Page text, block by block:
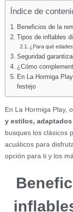
Índice de
Beneficios de la
Tipos de inflables
¿Para qué
Seguridad
¿Cómo
En La Hormiga
festejo
En La Hormiga Play,
y estilos,
busques los clásicos
acuáticos para
opción para ti y los